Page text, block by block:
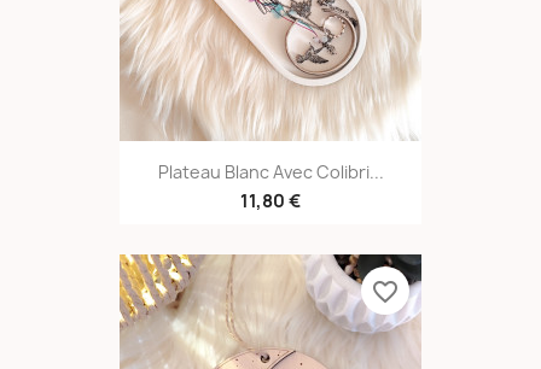
Plateau Blanc Avec Colibri...
11,80 €
favorite_border